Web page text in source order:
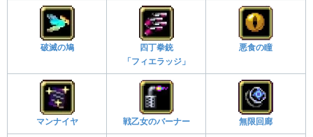
破滅の鳩
四丁拳銃
「フィエラッジ」
悪食の瞳
マンナイヤ 戦乙女のバーナー 無限回廊